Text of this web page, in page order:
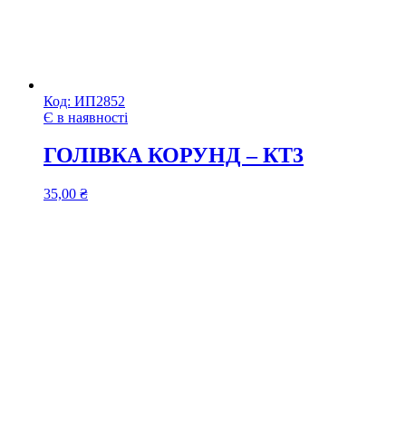
Код: ИП2852
Є в наявності
ГОЛІВКА КОРУНД – КТ3
35,00 ₴